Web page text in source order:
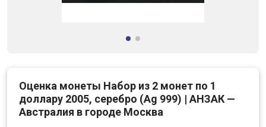
Оценка монеты Набор из 2 монет по 1
доллару 2005, серебро (Ag 999) | АНЗАК —
Австралия в городе Москва